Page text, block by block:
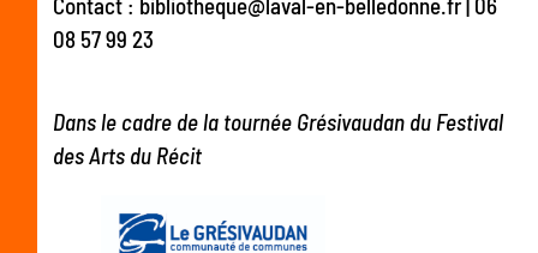
Contact : bibliotheque@laval-en-belledonne.fr | 06
08 57 99 23
Dans le cadre de la tournée Grésivaudan du Festival
des Arts du Récit